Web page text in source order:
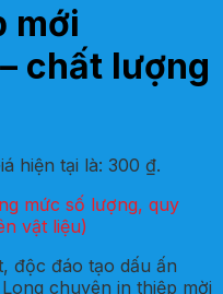
mới
chất lượng
hiện tại là: 300 ₫.
mức số lượng, quy
vật liệu)
độc đáo tạo dấu ấn
chuyên in thiệp mời